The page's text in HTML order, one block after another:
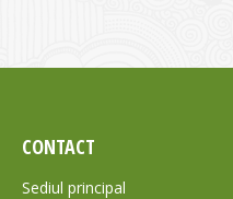
CONTACT
Sediul principal